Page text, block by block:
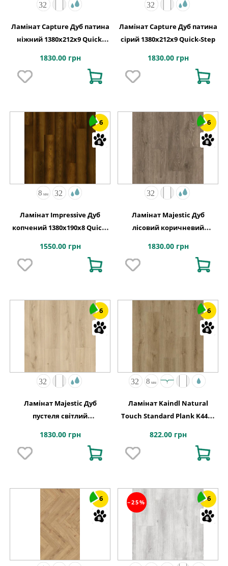
Ламінат Capture Дуб патина
ніжний 1380х212x9 Quick-
1830.00 грн
Ламінат Capture Дуб патина
сірий 1380х212x9 Quick-Step
1830.00 грн
6
Ламінат Impressive Дуб
копчений 1380х190x8 Quick-
1550.00 грн
6
Ламінат Majestic Дуб
лісовий коричневий
1830.00 грн
6
Ламінат Majestic Дуб
пустеля світлий
Quick-Step
1830.00 грн
6
Ламінат Kaindl Natural
Touch Standard Plank K4421
822.00 грн
6 −25% 6